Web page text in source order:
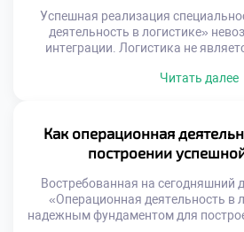
Работодатели ищут
Успешная реализация
деятельность в логистике»
интеграции. Логистика не
Эффективность операций напрямую
интересов. Синергия
конкурентное преимущество
страдают от функциональных
оптимизации. Склад
Читать далее
Как операционная
построении
Востребованная на сегодняшний
«Операционная деятельность в
надежным фундаментом для